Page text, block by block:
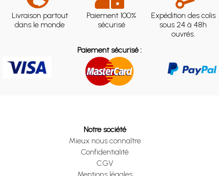
Livraison partout
dans le monde
Paiement 100%
sécurisé
Expédition des colis
sous 24 à 48h
ouvrés.
Paiement sécurisé :
Notre société
Mieux nous connaître
Confidentialité
CGV